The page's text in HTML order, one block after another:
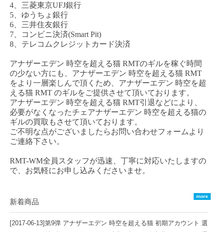
4、三菱東京UFJ銀行
5、ゆうちょ銀行
6、三井住友銀行
7、コンビニ決済(Smart Pit)
8、テレコムクレジットカード決済
アナザーエデン 時空を超える猫 RMTのギルを稼ぐ時間
の少ない方にも、 アナザーエデン 時空を超える猫 RMT
をより一層楽しんで頂くため、 アナザーエデン 時空を超
える猫 RMT のギルをご提供させて頂いております。
アナザーエデン 時空を超える猫 RMT引退などにより、
必要がなくなったチェ アナザーエデン 時空を超える猫の
ギルの買取もさせて頂いております。
ご不明な点がございましたらお問い合わせフォームより
ご連絡下さい。
RMT-WM全員スタッフが迅速、丁寧に対応いたしますの
で、お気軽にお申し込みくださいませ。
more
新着商品
[2017-06-13]第9弹 アナザーエデン 時空を超える猫 初期アカウント 選